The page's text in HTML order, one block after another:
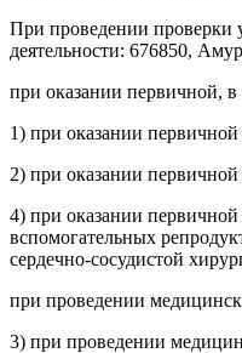
При проведении проверки
деятельности: 676850,
при оказании первичной,
1) при оказании
2) при оказании
4) при оказании
вспомогательных
сердечно-сосудистой
при проведении
3) при проведении